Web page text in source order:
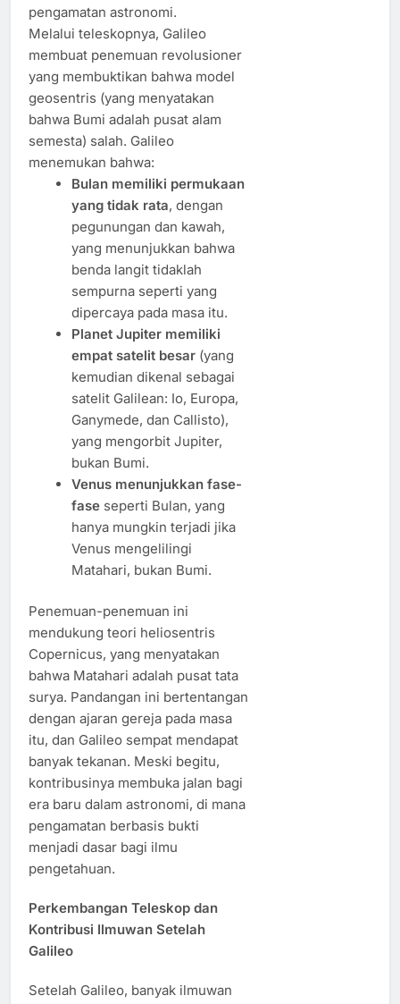
pengamatan astronomi.
Melalui teleskopnya, Galileo
membuat penemuan revolusioner
yang membuktikan bahwa model
geosentris (yang menyatakan
bahwa Bumi adalah pusat alam
semesta) salah. Galileo
menemukan bahwa:
Bulan memiliki permukaan
yang tidak rata, dengan
pegunungan dan kawah,
yang menunjukkan bahwa
benda langit tidaklah
sempurna seperti yang
dipercaya pada masa itu.
Planet Jupiter memiliki
empat satelit besar(yang
kemudian dikenal sebagai
satelit Galilean: Io, Europa,
Ganymede, dan Callisto),
yang mengorbit Jupiter,
bukan Bumi.
Venus menunjukkan fase-
faseseperti Bulan, yang
hanya mungkin terjadi jika
Venus mengelilingi
Matahari, bukan Bumi.
Penemuan-penemuan ini
mendukung teori heliosentris
Copernicus, yang menyatakan
bahwa Matahari adalah pusat tata
surya. Pandangan ini bertentangan
dengan ajaran gereja pada masa
itu, dan Galileo sempat mendapat
banyak tekanan. Meski begitu,
kontribusinya membuka jalan bagi
era baru dalam astronomi, di mana
pengamatan berbasis bukti
menjadi dasar bagi ilmu
pengetahuan.
Perkembangan Teleskop dan
Kontribusi Ilmuwan Setelah
Galileo
Setelah Galileo, banyak ilmuwan